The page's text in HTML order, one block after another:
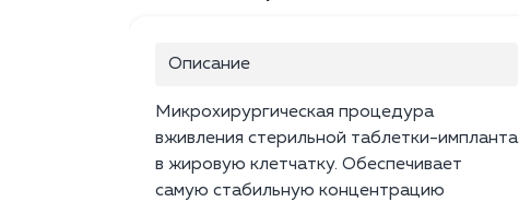
Описание
Микрохирургическая процедура
вживления стерильной таблетки-импланта
в жировую клетчатку. Обеспечивает
самую стабильную концентрацию